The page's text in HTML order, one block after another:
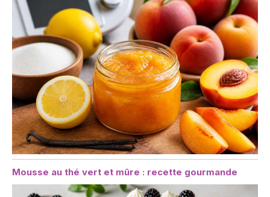
Mousse au thé vert et mûre : recette gourmande